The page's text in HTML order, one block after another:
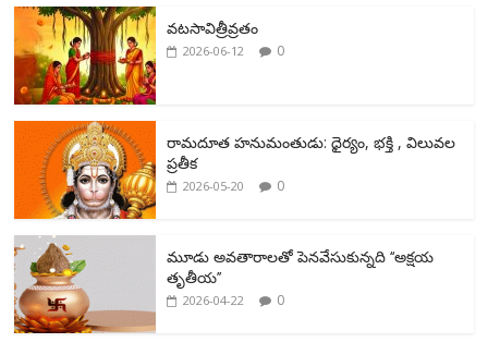
o
k
వటసావిత్రీవ్రతం
2026-06-12 0
రామదూత హనుమంతుడు: ధైర్యం, భక్తి , విలువల
ప్రతీక
2026-05-20 0
మూడు అవతారాలతో పెనవేసుకున్నది ‘‘అక్షయ
తృతీయ’’
2026-04-22 0